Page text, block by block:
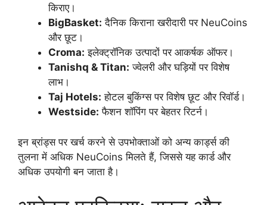
किराए।
BigBasket: दैनिक किराना खरीदारी पर NeuCoins
और छूट।
Croma: इलेक्ट्रॉनिक उत्पादों पर आकर्षक ऑफर।
Tanishq & Titan: ज्वेलरी और घड़ियों पर विशेष
लाभ।
Taj Hotels: होटल बुकिंग्स पर विशेष छूट और रिवॉर्ड।
Westside: फैशन शॉपिंग पर बेहतर रिटर्न।
इन ब्रांड्स पर खर्च करने से उपभोक्ताओं को अन्य कार्ड्स की
तुलना में अधिक NeuCoins मिलते हैं, जिससे यह कार्ड और
अधिक उपयोगी बन जाता है।